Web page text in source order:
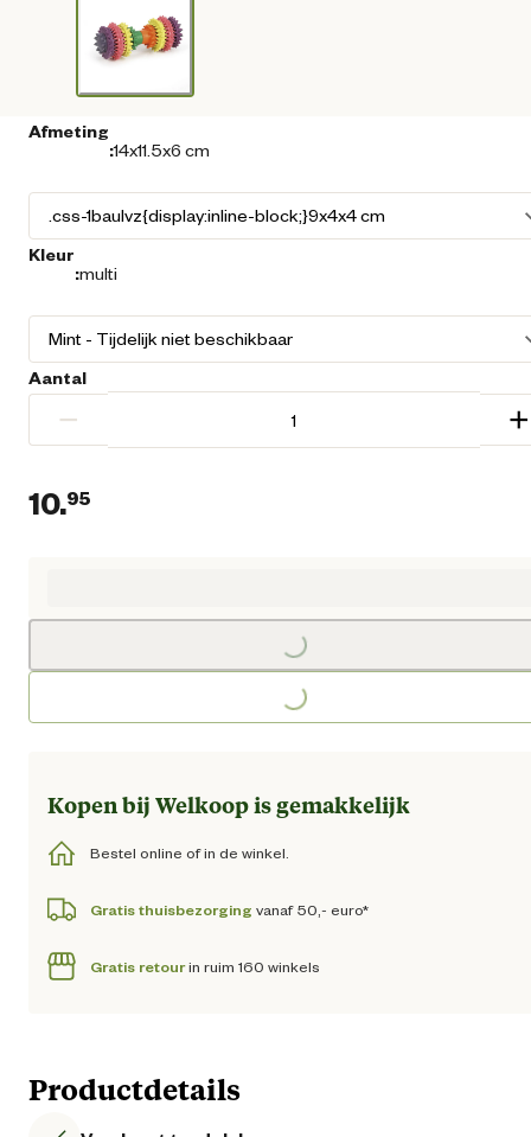
Afmeting
:14x11.5x6 cm
Kleur
:multi
Aantal
− +
10.95
Loading...
Loading...
Kopen bij Welkoop is gemakkelijk
Bestel online of in de winkel.
Gratis thuisbezorging vanaf 50,- euro*
Gratis retourin ruim 160 winkels
Productdetails